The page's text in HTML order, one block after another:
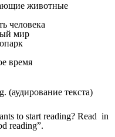
животные
человека
мир
время
(аудирование текста)
to start reading? Read in
reading”.